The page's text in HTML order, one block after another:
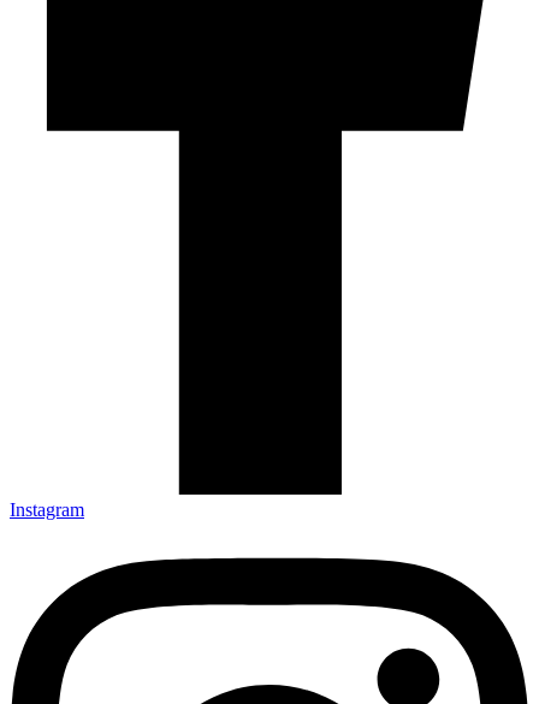
Instagram